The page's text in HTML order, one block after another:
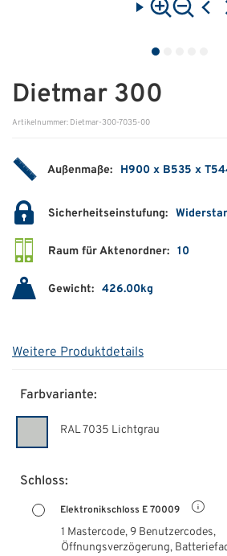
Filialen
Presse
Qualitätspolitik
Unternehmen
Partner
Dietmar 300
Artikelnummer: Dietmar-300-7035-00
Außenmaße: H900 x B535 x
Sicherheitseinstufung:
Raum für Aktenordner: 10
Gewicht: 426.00kg
Weitere Produktdetails
Farbvariante:
RAL 7035 Lichtgrau
Schloss:
Elektronikschloss E 70009
1 Mastercode, 9 Benutzercodes,
Öffnungsverzögerung,